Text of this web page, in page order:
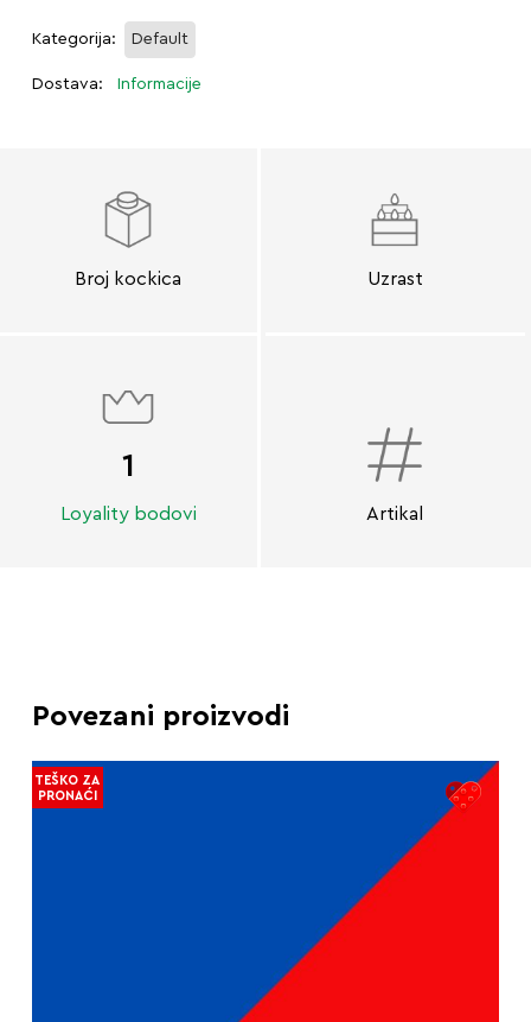
Kategorija: Default
Dostava: Informacije
Broj kockica Uzrast
1
Loyality bodovi Artikal
Povezani proizvodi
TEŠKO ZA
PRONAĆI